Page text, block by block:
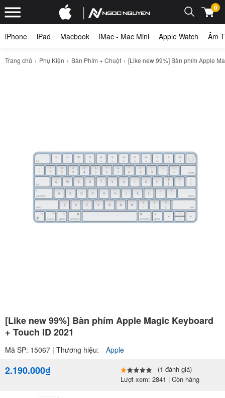
0
iPhone iPad Macbook iMac - Mac Mini Apple Watch Âm
Trang chủ Phụ Kiện Bàn Phím + Chuột [Like new 99%] Bàn phím Apple
[Like new 99%] Bàn phím Apple Magic Keyboard
+ Touch ID 2021
Mã SP: 15067 | Thương hiệu: Apple
2.190.000₫
(1 đánh giá)
Lượt xem: 2841 | Còn hàng